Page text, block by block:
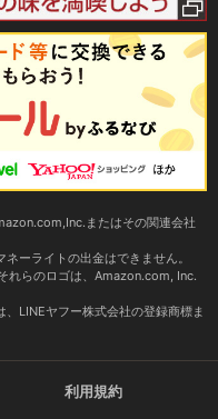
またはその関連会社
ーライトの出金はできません。
れらのロゴは、Amazon.com, Inc.
LINEヤフー株式会社の登録商標ま
利用規約